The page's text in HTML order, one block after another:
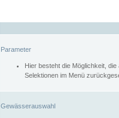
Parameter
Hier besteht die Möglichkeit,
Selektionen im Menü
Gewässerauswahl